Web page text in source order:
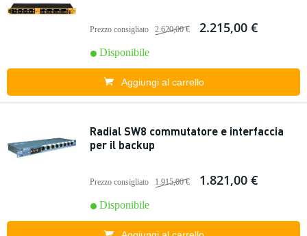
Prezzo consigliato 2.620,00 € 2.215,00 €
Disponibile
Aggiungi al carrello
Radial SW8 commutatore e interfaccia
per il backup
Prezzo consigliato 1.915,00 € 1.821,00 €
Disponibile